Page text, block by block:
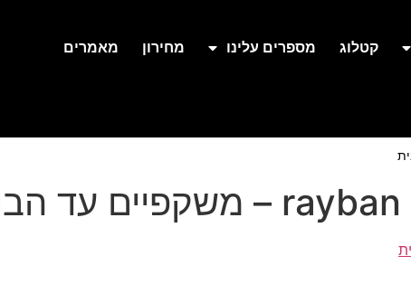
קטלוג מספרים עלינו מחירון מאמרים